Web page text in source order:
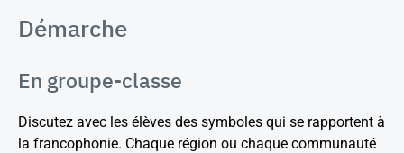
Démarche
En groupe-classe
Discutez avec les élèves des symboles qui se rapportent à
la francophonie. Chaque région ou chaque communauté